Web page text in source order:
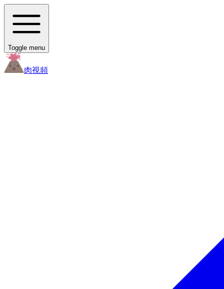
Toggle menu
肉視頻